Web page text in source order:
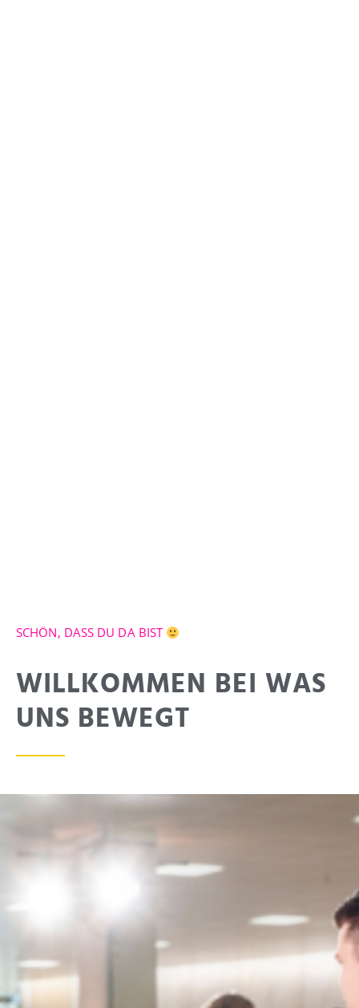
SCHÖN, DASS DU DA BIST
WILLKOMMEN BEI WAS
UNS BEWEGT